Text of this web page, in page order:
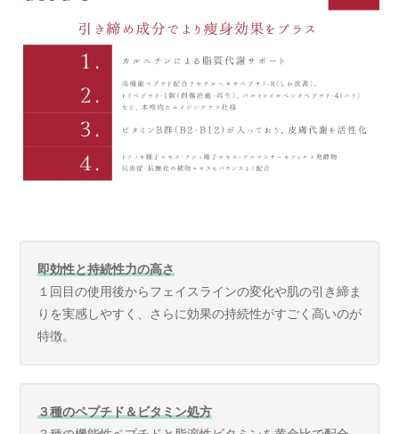
即効性と持続性力の高さ
１回目の使用後からフェイスラインの変化や肌の引き締ま
りを実感しやすく、さらに効果の持続性がすごく高いのが
特徴。
３種のペプチド＆ビタミン処方